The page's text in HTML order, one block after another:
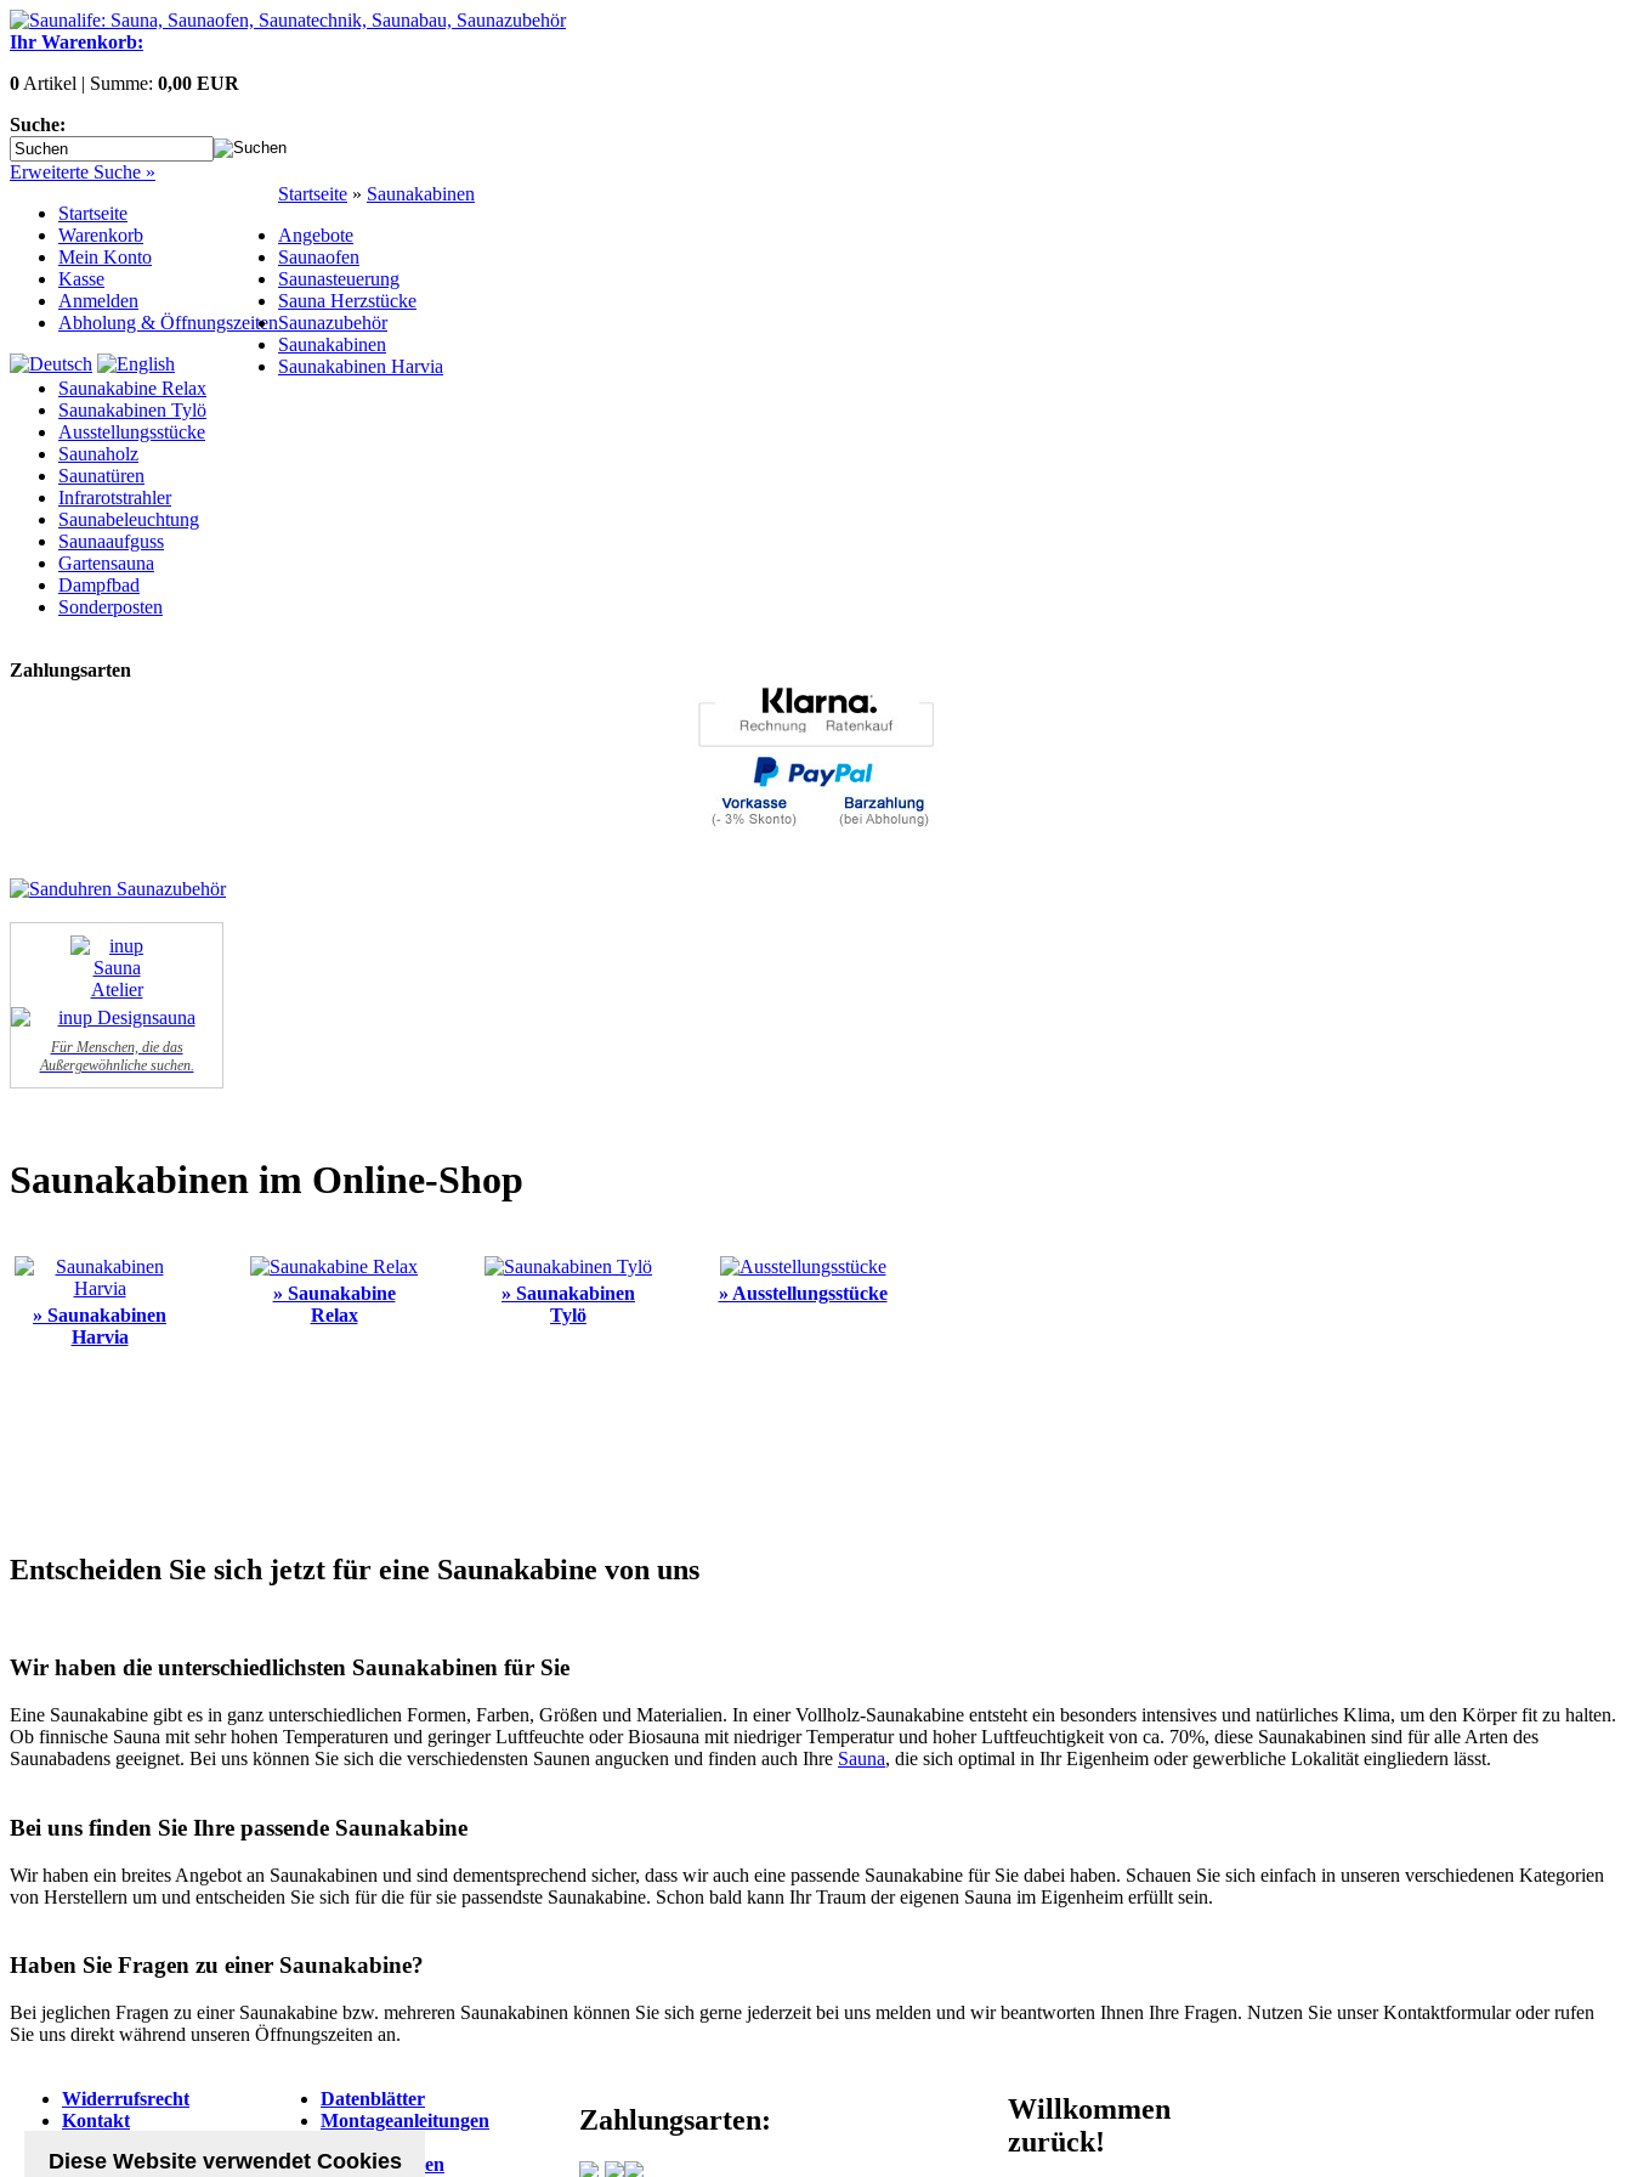
Ihr Warenkorb:
0 Artikel | Summe: 0,00 EUR
Suche:
Erweiterte Suche »
Startseite
Warenkorb
Mein Konto
Kasse
Anmelden
Abholung & Öffnungszeiten
Startseite » Saunakabinen
Angebote
Saunaofen
Saunasteuerung
Sauna Herzstücke
Saunazubehör
Saunakabinen
Saunakabinen Harvia
Saunakabine Relax
Saunakabinen Tylö
Ausstellungsstücke
Saunaholz
Saunatüren
Infrarotstrahler
Saunabeleuchtung
Saunaaufguss
Gartensauna
Dampfbad
Sonderposten
Zahlungsarten
Für Menschen, die das
Außergewöhnliche suchen.
Saunakabinen im Online-Shop
» Saunakabinen
Harvia
» Saunakabine
Relax
» Saunakabinen
Tylö
» Ausstellungsstücke
Entscheiden Sie sich jetzt für eine Saunakabine von uns
Wir haben die unterschiedlichsten Saunakabinen für Sie
Eine Saunakabine gibt es in ganz unterschiedlichen Formen, Farben, Größen und Materialien. In einer Vollholz-Saunakabine entsteht ein besonders intensives und natürliches Klima, um den Körper fit zu halten.
Ob finnische Sauna mit sehr hohen Temperaturen und geringer Luftfeuchte oder Biosauna mit niedriger Temperatur und hoher Luftfeuchtigkeit von ca. 70%, diese Saunakabinen sind für alle Arten des
Saunabadens geeignet. Bei uns können Sie sich die verschiedensten Saunen angucken und finden auch Ihre Sauna, die sich optimal in Ihr Eigenheim oder gewerbliche Lokalität eingliedern lässt.
Bei uns finden Sie Ihre passende Saunakabine
Wir haben ein breites Angebot an Saunakabinen und sind dementsprechend sicher, dass wir auch eine passende Saunakabine für Sie dabei haben. Schauen Sie sich einfach in unseren verschiedenen Kategorien
von Herstellern um und entscheiden Sie sich für die für sie passendste Saunakabine. Schon bald kann Ihr Traum der eigenen Sauna im Eigenheim erfüllt sein.
Haben Sie Fragen zu einer Saunakabine?
Bei jeglichen Fragen zu einer Saunakabine bzw. mehreren Saunakabinen können Sie sich gerne jederzeit bei uns melden und wir beantworten Ihnen Ihre Fragen. Nutzen Sie unser Kontaktformular oder rufen
Sie uns direkt während unseren Öffnungszeiten an.
Widerrufsrecht
Kontakt
Unsere AGB
Datenblätter
Montageanleitungen
Öffnungszeiten
Zahlungsarten:
Willkommen
zurück!
Diese Website verwendet Cookies